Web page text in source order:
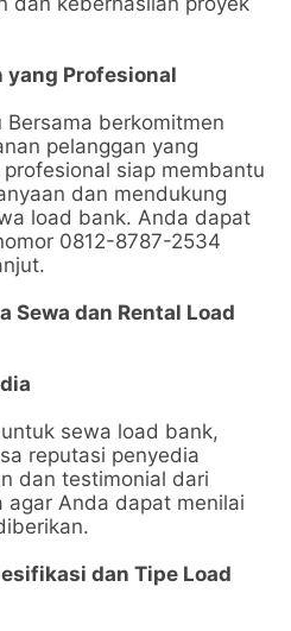
yang Profesional
Bersama berkomitmen
pelanggan yang
siap membantu
dan mendukung
load bank. Anda dapat
0812-8787-2534
Sewa dan Rental Load
sewa load bank,
reputasi penyedia
dan testimonial dari
agar Anda dapat menilai
dan Tipe Load